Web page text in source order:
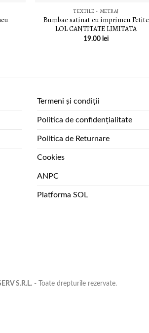
TEXTILE - METRAJ
Bumbac satinat cu imprimeu Fetite
LOL CANTITATE LIMITATA
19.00 lei
Termeni și condiții
Politica de confidențialitate
Politica de Returnare
Cookies
ANPC
Platforma SOL
S.R.L.- Toate drepturile rezervate.